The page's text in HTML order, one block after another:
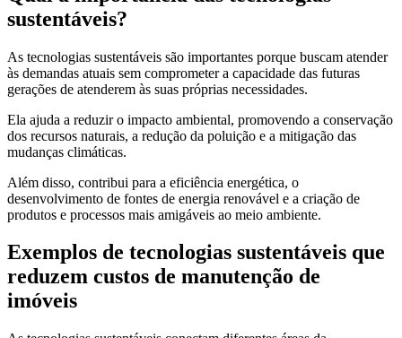
sustentáveis?
As tecnologias sustentáveis são importantes porque buscam atender
às demandas atuais sem comprometer a capacidade das futuras
gerações de atenderem às suas próprias necessidades.
Ela ajuda a reduzir o impacto ambiental, promovendo a conservação
dos recursos naturais, a redução da poluição e a mitigação das
mudanças climáticas.
Além disso, contribui para a eficiência energética, o
desenvolvimento de fontes de energia renovável e a criação de
produtos e processos mais amigáveis ao meio ambiente.
Exemplos de tecnologias sustentáveis que
reduzem custos de manutenção de
imóveis